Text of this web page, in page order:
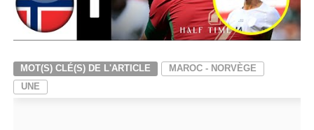
MOT(S) CLÉ(S) DE L'ARTICLE
MAROC - NORVÈGE
UNE